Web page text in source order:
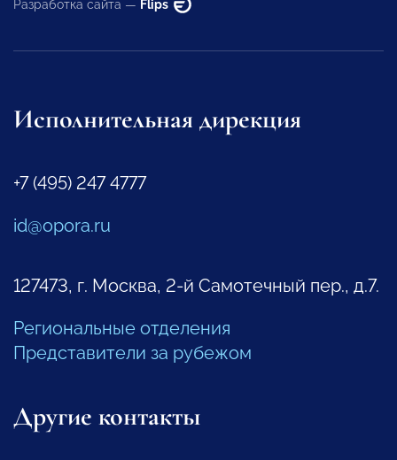
Разработка сайта — Flips
Исполнительная дирекция
+7 (495) 247 4777
id@opora.ru
127473, г. Москва, 2-й Самотечный пер., д.7.
Региональные отделения
Представители за рубежом
Другие контакты